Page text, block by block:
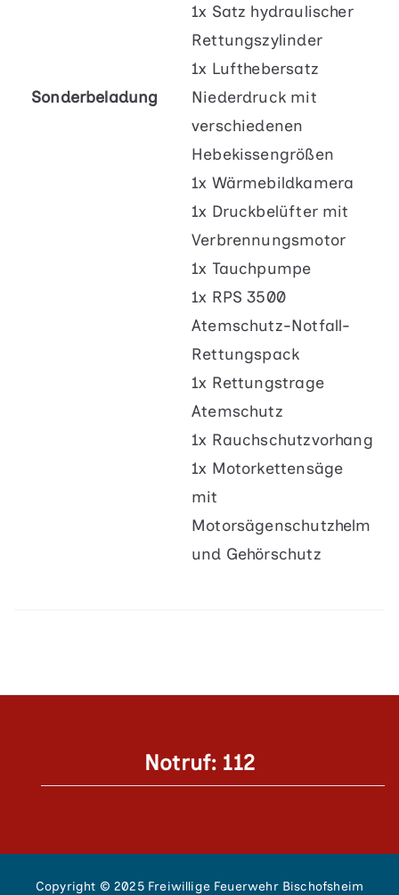
Sonderbeladung
1x Satz hydraulischer
Rettungszylinder
1x Lufthebersatz
Niederdruck mit
verschiedenen
Hebekissengrößen
1x Wärmebildkamera
1x Druckbelüfter mit
Verbrennungsmotor
1x Tauchpumpe
1x RPS 3500
Atemschutz-Notfall-
Rettungspack
1x Rettungstrage
Atemschutz
1x Rauchschutzvorhang
1x Motorkettensäge
mit
Motorsägenschutzhelm
und Gehörschutz
Notruf: 112
Copyright © 2025 Freiwillige Feuerwehr Bischofsheim